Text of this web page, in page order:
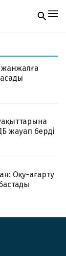
жауап берді
Оқу-ағарту